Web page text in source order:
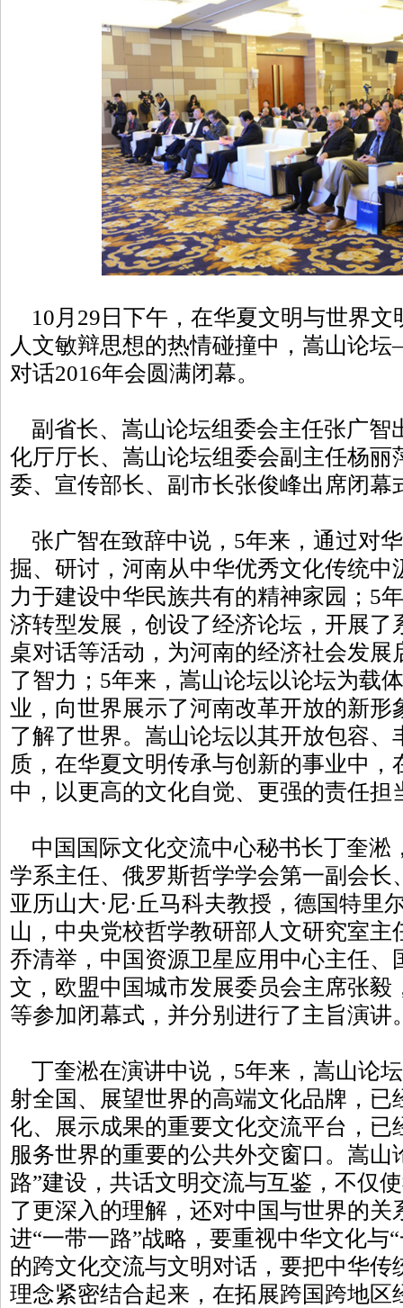
10月29日下午，在华夏文明与世界文
人文敏辩思想的热情碰撞中，嵩山论
对话2016年会圆满闭幕。
副省长、嵩山论坛组委会主任张广智
化厅厅长、嵩山论坛组委会副主任杨丽
委、宣传部长、副市长张俊峰出席闭幕
张广智在致辞中说，5年来，通过对
掘、研讨，河南从中华优秀文化传统中
力于建设中华民族共有的精神家园；5
济转型发展，创设了经济论坛，开展了
桌对话等活动，为河南的经济社会发展
了智力；5年来，嵩山论坛以论坛为载
业，向世界展示了河南改革开放的新形
了解了世界。嵩山论坛以其开放包容
质，在华夏文明传承与创新的事业中
中，以更高的文化自觉、更强的责任担
中国国际文化交流中心秘书长丁奎淞
学系主任、俄罗斯哲学学会第一副会长
亚历山大·尼·丘马科夫教授，德国特里
山，中央党校哲学教研部人文研究室
乔清举，中国资源卫星应用中心主任、
文，欧盟中国城市发展委员会主席张毅
等参加闭幕式，并分别进行了主旨演讲
丁奎淞在演讲中说，5年来，嵩山论
射全国、展望世界的高端文化品牌，已
化、展示成果的重要文化交流平台，已
服务世界的重要的公共外交窗口。嵩山
路”建设，共话文明交流与互鉴，不仅
了更深入的理解，还对中国与世界的
进“一带一路”战略，要重视中华文化与
的跨文化交流与文明对话，要把中华传
理念紧密结合起来，在拓展跨国跨地区